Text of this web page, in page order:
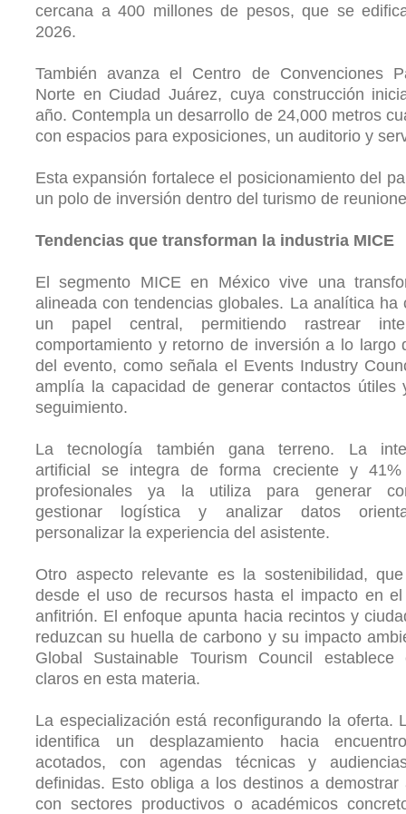
cercana a 400 millones de pesos, que se
2026.
También avanza el Centro de Convenciones
Norte en Ciudad Juárez, cuya construcción
año. Contempla un desarrollo de 24,000 metros
con espacios para exposiciones, un auditorio y
Esta expansión fortalece el posicionamiento del
un polo de inversión dentro del turismo de
Tendencias que transforman la industria MICE
El segmento MICE en México vive una
alineada con tendencias globales. La analítica ha
un papel central, permitiendo rastrear
comportamiento y retorno de inversión a lo largo
del evento, como señala el Events Industry
amplía la capacidad de generar contactos útiles
seguimiento.
La tecnología también gana terreno. La
artificial se integra de forma creciente y
profesionales ya la utiliza para generar
gestionar logística y analizar datos
personalizar la experiencia del asistente.
Otro aspecto relevante es la sostenibilidad,
desde el uso de recursos hasta el impacto en el
anfitrión. El enfoque apunta hacia recintos y
reduzcan su huella de carbono y su impacto
Global Sustainable Tourism Council establece
claros en esta materia.
La especialización está reconfigurando la oferta.
identifica un desplazamiento hacia
acotados, con agendas técnicas y
definidas. Esto obliga a los destinos a demostrar
con sectores productivos o académicos